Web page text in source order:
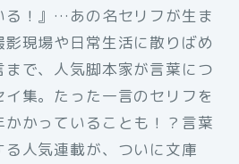
る！』…あの名セリフが生ま
現場や日常生活に散りばめ
まで、人気脚本家が言葉につ
集。たった一言のセリフを
かっていることも！？言葉
人気連載が、ついに文庫